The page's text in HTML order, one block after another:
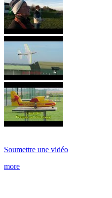
Soumettre une vidéo
more